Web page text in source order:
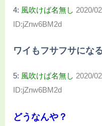
4: 風吹けば名無し 2020/
ID:jZnw6BM2d
ワイもフサフサにな
5: 風吹けば名無し 2020/
ID:jZnw6BM2d
どうなんや？